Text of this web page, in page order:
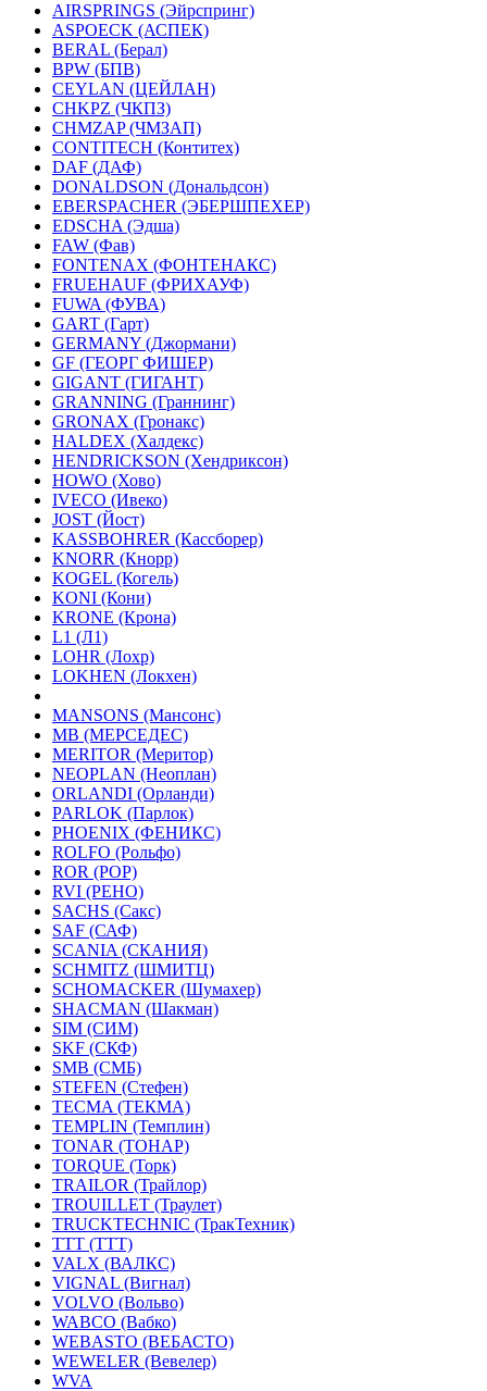
AIRSPRINGS (Эйрспринг)
ASPOECK (АСПЕК)
BERAL (Берал)
BPW (БПВ)
CEYLAN (ЦЕЙЛАН)
CHKPZ (ЧКПЗ)
CHMZAP (ЧМЗАП)
CONTITECH (Контитех)
DAF (ДАФ)
DONALDSON (Дональдсон)
EBERSPACHER (ЭБЕРШПЕХЕР)
EDSCHA (Эдша)
FAW (Фав)
FONTENAX (ФОНТЕНАКС)
FRUEHAUF (ФРИХАУФ)
FUWA (ФУВА)
GART (Гарт)
GERMANY (Джормани)
GF (ГЕОРГ ФИШЕР)
GIGANT (ГИГАНТ)
GRANNING (Граннинг)
GRONAX (Гронакс)
HALDEX (Халдекс)
HENDRICKSON (Хендриксон)
HOWO (Хово)
IVECO (Ивеко)
JOST (Йост)
KASSBOHRER (Касcборер)
KNORR (Кнорр)
KOGEL (Когель)
KONI (Кони)
KRONE (Крона)
L1 (Л1)
LOHR (Лохр)
LOKHEN (Локхен)
MANSONS (Мансонс)
MB (МЕРСЕДЕС)
MERITOR (Меритор)
NEOPLAN (Неоплан)
ORLANDI (Орланди)
PARLOK (Парлок)
PHOENIX (ФЕНИКС)
ROLFO (Рольфо)
ROR (РОР)
RVI (РЕНО)
SACHS (Сакс)
SAF (САФ)
SCANIA (СКАНИЯ)
SCHMITZ (ШМИТЦ)
SCHOMACKER (Шумахер)
SHACMAN (Шакман)
SIM (СИМ)
SKF (СКФ)
SMB (СМБ)
STEFEN (Стефен)
TECMA (ТЕКМА)
TEMPLIN (Темплин)
TONAR (ТОНАР)
TORQUE (Торк)
TRAILOR (Трайлор)
TROUILLET (Траулет)
TRUCKTECHNIC (ТракТехник)
TTT (ТТТ)
VALX (ВАЛКС)
VIGNAL (Вигнал)
VOLVO (Вольво)
WABCO (Вабко)
WEBASTO (ВЕБАСТО)
WEWELER (Вевелер)
WVA